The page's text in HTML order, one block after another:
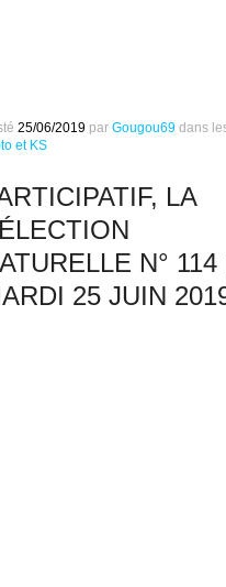
25/06/2019 par Gougou69 dans
et KS
LA
N° 114
25 JUIN